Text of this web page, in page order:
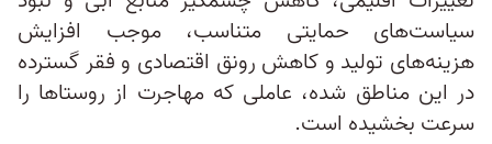
سیاست‌های حمایتی متناسب، موجب افزایش
هزینه‌های تولید و کاهش رونق اقتصادی و فقر گسترده
در این مناطق شده، عاملی که مهاجرت از روستاها را
سرعت بخشیده است.